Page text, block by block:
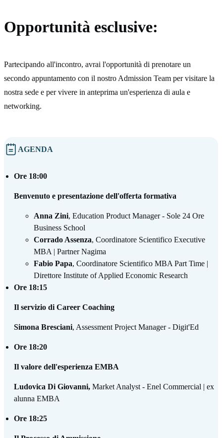
Opportunità esclusive:
Partecipando all'incontro, avrai l'opportunità di prenotare un
secondo appuntamento con il nostro Admission Team per visitare la
nostra sede e per vivere in anteprima un'esperienza di aula e
networking.
AGENDA
Ore 18:00
Benvenuto e presentazione dell'offerta formativa
Anna Zini, Education Product Manager - Sole 24 Ore
Business School
Corrado Assenza, Coordinatore Scientifico Executive
MBA | Partner Nagima
Fabio Papa, Coordinatore Scientifico MBA Part Time |
Direttore Institute of Applied Economic Research
Ore 18:15
Il servizio di Career Coaching
Simona Bresciani, Assessment Project Manager - Digit'Ed
Ore 18:20
Il valore dell'esperienza EMBA
Ludovica Di Giovanni, Market Analyst - Enel Commercial | ex
alunna EMBA
Ore 18:25